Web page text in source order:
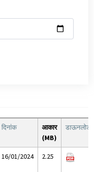
दिनांक
आकार
(MB)
डाऊनलोड
16/01/2024 2.25